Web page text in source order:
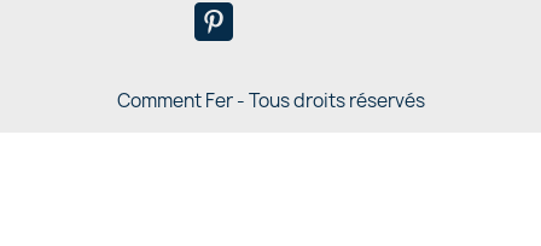
Comment Fer - Tous droits réservés